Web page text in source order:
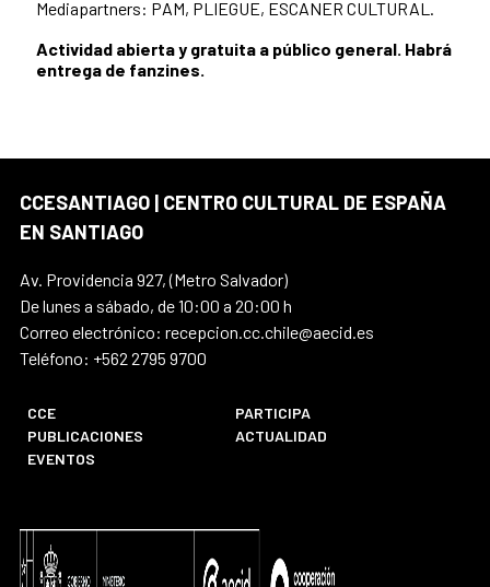
Mediapartners: PAM, PLIEGUE, ESCANER CULTURAL.
Actividad abierta y gratuita a público general. Habrá
entrega de fanzines.
CCESANTIAGO | CENTRO CULTURAL DE ESPAÑA
EN SANTIAGO
Av. Providencia 927, (Metro Salvador)
De lunes a sábado, de 10:00 a 20:00 h
Correo electrónico: recepcion.cc.chile@aecid.es
Teléfono: +562 2795 9700
CCE
PARTICIPA
PUBLICACIONES
ACTUALIDAD
EVENTOS